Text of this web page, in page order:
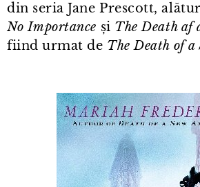
din seria Jane Prescott,
No Importance și The Death af
fiind urmat de The Death of a